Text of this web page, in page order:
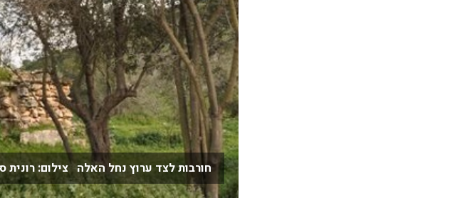
חורבות לצד ערוץ נחל האלה צילום: רונית